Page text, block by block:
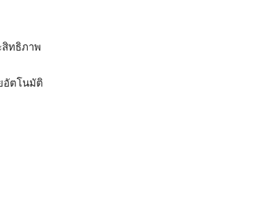
ทธิภาพ
อัตโนมัติ